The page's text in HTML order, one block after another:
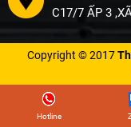
C17/7 ẤP 3
Copyright © 2017
Hotline